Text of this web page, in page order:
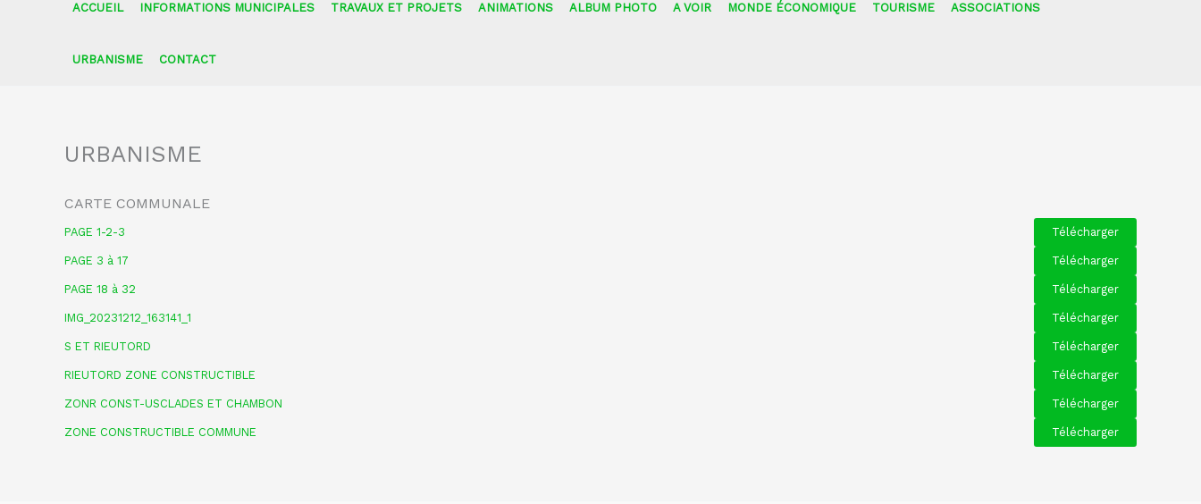
ACCUEIL INFORMATIONS MUNICIPALES TRAVAUX ET PROJETS ANIMATIONS ALBUM PHOTO A VOIR MONDE ÉCONOMIQUE TOURISME ASSOCIATIONS
URBANISME CONTACT
URBANISME
CARTE COMMUNALE
PAGE 1-2-3 Télécharger
PAGE 3 à 17 Télécharger
PAGE 18 à 32 Télécharger
IMG_20231212_163141_1 Télécharger
S ET RIEUTORD Télécharger
RIEUTORD ZONE CONSTRUCTIBLE Télécharger
ZONR CONST-USCLADES ET CHAMBON Télécharger
ZONE CONSTRUCTIBLE COMMUNE Télécharger